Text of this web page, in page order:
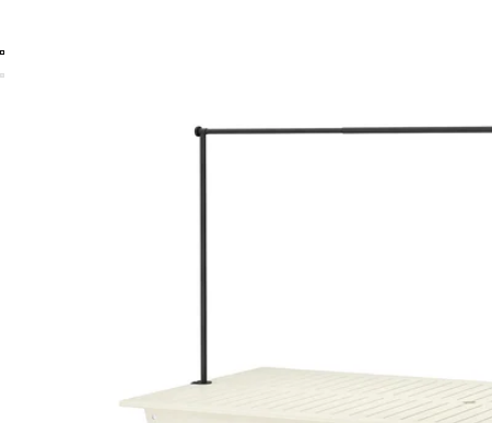
2 BONDHOLMEN / HELGEÖ afbeeldingen
overslaan
Image zoomed out, normal view